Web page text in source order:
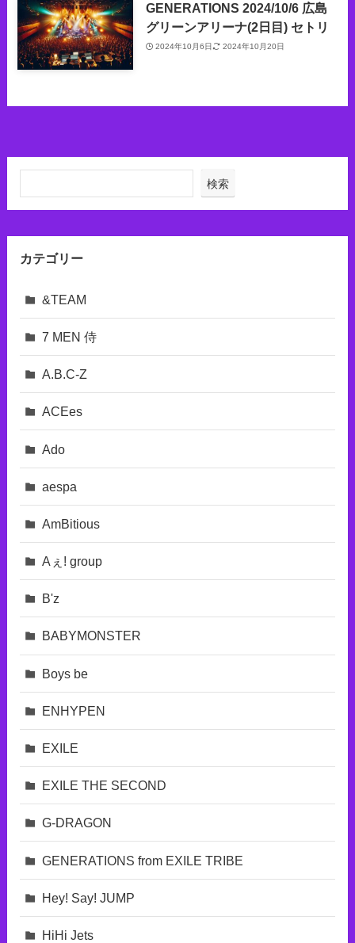
GENERATIONS 2024/10/6 広島
グリーンアリーナ(2日目) セトリ
2024年10月6日 2024年10月20日
検索
カテゴリー
&TEAM
7 MEN 侍
A.B.C-Z
ACEes
Ado
aespa
AmBitious
Aぇ! group
B'z
BABYMONSTER
Boys be
ENHYPEN
EXILE
EXILE THE SECOND
G-DRAGON
GENERATIONS from EXILE TRIBE
Hey! Say! JUMP
HiHi Jets